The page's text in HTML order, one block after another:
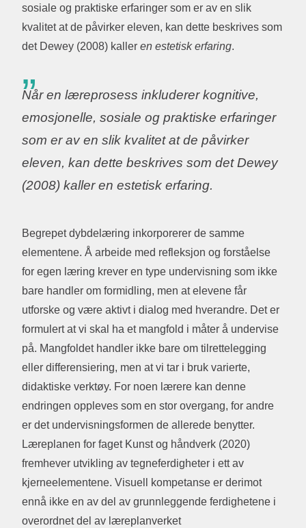
sosiale og praktiske erfaringer som er av en slik
kvalitet at de påvirker eleven, kan dette beskrives som
det Dewey (2008) kaller en estetisk erfaring.
Når en læreprosess inkluderer kognitive,
emosjonelle, sosiale og praktiske erfaringer
som er av en slik kvalitet at de påvirker
eleven, kan dette beskrives som det Dewey
(2008) kaller en estetisk erfaring.
Begrepet dybdelæring inkorporerer de samme
elementene. Å arbeide med refleksjon og forståelse
for egen læring krever en type undervisning som ikke
bare handler om formidling, men at elevene får
utforske og være aktivt i dialog med hverandre. Det er
formulert at vi skal ha et mangfold i måter å undervise
på. Mangfoldet handler ikke bare om tilrettelegging
eller differensiering, men at vi tar i bruk varierte,
didaktiske verktøy. For noen lærere kan denne
endringen oppleves som en stor overgang, for andre
er det undervisningsformen de allerede benytter.
Læreplanen for faget Kunst og håndverk (2020)
fremhever utvikling av tegneferdigheter i ett av
kjerneelementene. Visuell kompetanse er derimot
ennå ikke en av del av grunnleggende ferdighetene i
overordnet del av læreplanverket